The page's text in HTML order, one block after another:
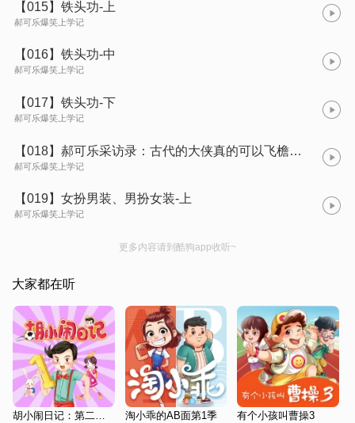
【015】铁头功-上
郝可乐爆笑上学记
【016】铁头功-中
郝可乐爆笑上学记
【017】铁头功-下
郝可乐爆笑上学记
【018】郝可乐采访录：古代的大侠真的可以飞檐走壁吗？
郝可乐爆笑上学记
【019】女扮男装、男扮女装-上
郝可乐爆笑上学记
更多内容请到酷狗app收听~
大家都在听
胡小闹日记：第二辑（学习篇） 淘小乖的AB面第1季 有个小孩叫曹操3